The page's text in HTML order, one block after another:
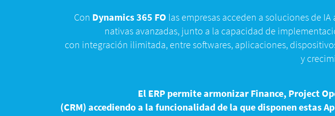
Con Dynamics 365 FO las empresas acceden a soluciones de
nativas avanzadas, junto a la capacidad de
con integración ilimitada, entre softwares, aplicaciones,
y
El ERP permite armonizar Finance, Project
(CRM) accediendo a la funcionalidad de la que disponen estas